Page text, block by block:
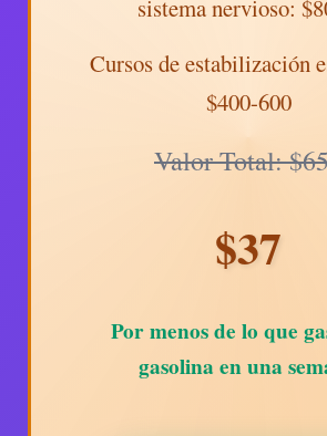
sistema nervioso:
Cursos de estabilización
$400-600
Valor Total:
$37
Por menos de lo que
gasolina en una